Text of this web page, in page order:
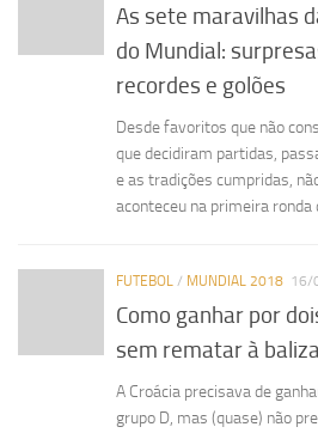
As sete maravilhas
do Mundial:
recordes e golões
Desde favoritos que não
que decidiram partidas,
e as tradições cumpridas,
aconteceu na primeira ronda
FUTEBOL / MUNDIAL 2018 16/
Como ganhar por
sem rematar à
A Croácia precisava de
grupo D, mas (quase) não